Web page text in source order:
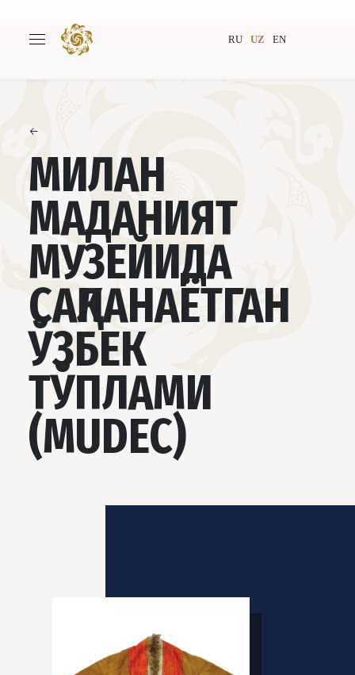
RU UZ EN
Муаллифлар
Нашриёт Янгиликлар
Лойиҳалар
←
МИЛАН
МАДАНИЯТ
МУЗЕЙИДА
САҚЛАНАЁТГАН
ЎЗБЕК
ТЎПЛАМИ
(MUDEC)